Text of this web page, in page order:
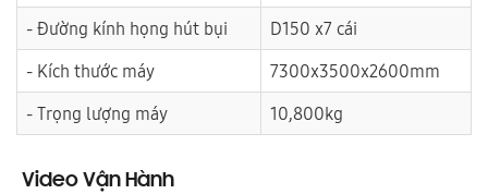
- Đường kính họng hút bụi
D150 x7 cái
- Kích thước máy
7300x3500x2600mm
- Trọng lượng máy
10,800kg
Video Vận Hành